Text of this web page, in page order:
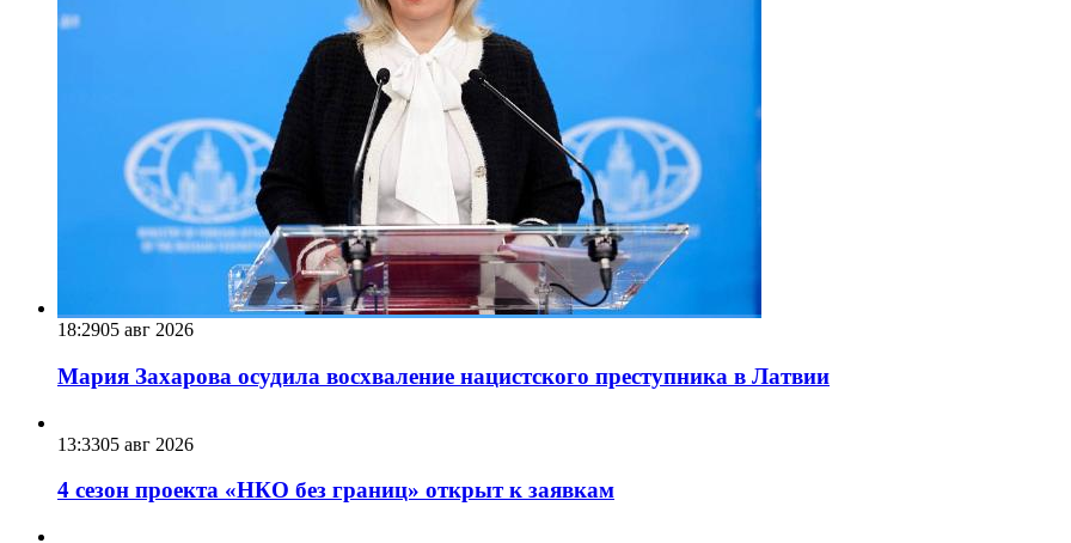
18:2905 авг 2026
Мария Захарова осудила восхваление нацистского преступника в Латвии
13:3305 авг 2026
4 сезон проекта «НКО без границ» открыт к заявкам